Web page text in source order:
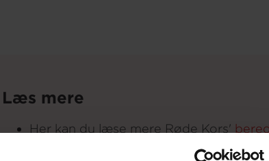
Læs mere
Her kan du læse mere Røde Kors'
bl.a. spontanfrivillighed og